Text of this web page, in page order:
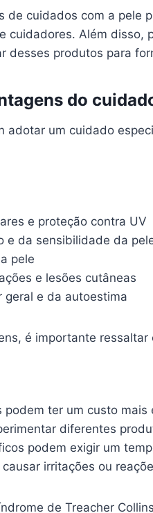
de cuidados com a pele
cuidadores. Além
desses produtos para
do
adotar um cuidado
e proteção contra UV
e da sensibilidade da
pele
e lesões cutâneas
geral e da autoestima
é importante
podem ter um custo
diferentes
podem exigir um
irritações ou
de Treacher